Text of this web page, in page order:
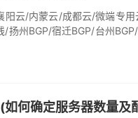
云/内蒙云/成都云/微端专用
扬州BGP/宿迁BGP/台州
何确定服务器数量及